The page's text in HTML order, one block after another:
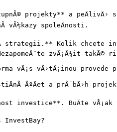
projekty** a
vÃ½kazy spoleÄnosti.
strategii.** Kolik chcete
zvÃ¡Å¾it
vÃ¡s vÄ›tÅ¡inou provede
ÃºÄet a prÅ¯bÄ›h
investice**. BuÄte
InvestBay?